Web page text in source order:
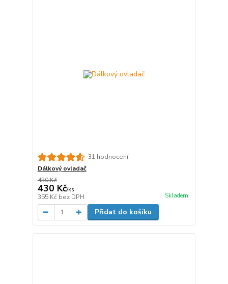
31 hodnocení
Dálkový ovladač
430 Kč
430 Kč/ks
355 Kč bez DPH Skladem
Přidat do košíku